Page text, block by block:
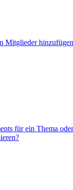
für ein Thema